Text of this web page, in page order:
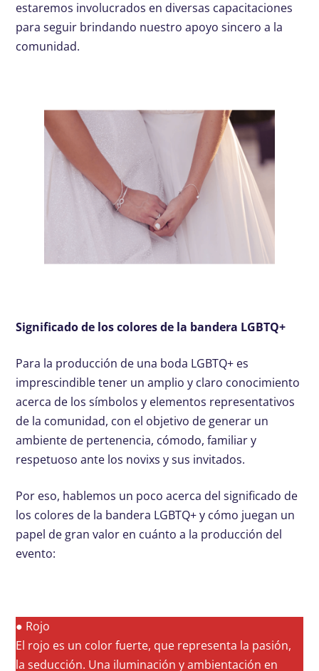
estaremos involucrados en diversas capacitaciones
para seguir brindando nuestro apoyo sincero a la
comunidad.
Significado de los colores de la bandera LGBTQ+
Para la producción de una boda LGBTQ+ es
imprescindible tener un amplio y claro conocimiento
acerca de los símbolos y elementos representativos
de la comunidad, con el objetivo de generar un
ambiente de pertenencia, cómodo, familiar y
respetuoso ante los novixs y sus invitados.
Por eso, hablemos un poco acerca del significado de
los colores de la bandera LGBTQ+ y cómo juegan un
papel de gran valor en cuánto a la producción del
evento:
● Rojo
El rojo es un color fuerte, que representa la pasión,
la seducción. Una iluminación y ambientación en